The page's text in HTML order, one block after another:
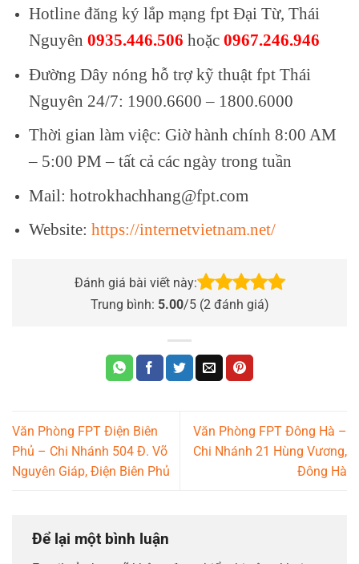
Hotline đăng ký lắp mạng fpt Đại Từ, Thái
Nguyên 0935.446.506 hoặc 0967.246.946
Đường Dây nóng hỗ trợ kỹ thuật fpt Thái
Nguyên 24/7: 1900.6600 – 1800.6000
Thời gian làm việc: Giờ hành chính 8:00 AM
– 5:00 PM – tất cả các ngày trong tuần
Mail: hotrokhachhang@fpt.com
Website: https://internetvietnam.net/
Đánh giá bài viết này:
Trung bình: 5.00/5 (2đánh giá)
Văn Phòng FPT Điện Biên
Phủ – Chi Nhánh 504 Đ. Võ
Nguyên Giáp, Điện Biên Phủ
Văn Phòng FPT Đông Hà –
Chi Nhánh 21 Hùng Vương,
Đông Hà
Để lại một bình luận